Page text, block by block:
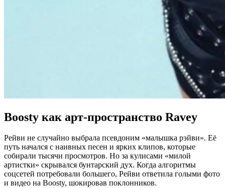
Boosty как арт-пространство Ravey
Рейви не случайно выбрала псевдоним «малышка рэйви». Её
путь начался с наивных песен и ярких клипов, которые
собирали тысячи просмотров. Но за кулисами «милой
артистки» скрывался бунтарский дух. Когда алгоритмы
соцсетей потребовали большего, Рейви ответила голыми фото
и видео на Boosty, шокировав поклонников.